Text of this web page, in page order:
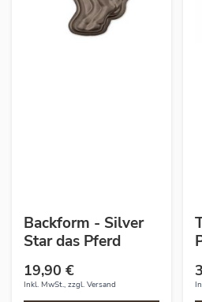
Backform - Silver
Star das Pferd
19,90 €
Inkl. MwSt., zzgl. Versand